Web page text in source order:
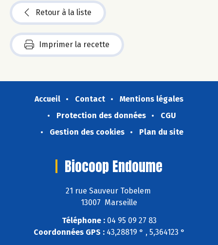
Retour à la liste
Imprimer la recette
Accueil Contact
Mentions légales
Protection des données
CGU
Gestion des cookies
Plan du site
Biocoop Endoume
21 rue Sauveur Tobelem
13007 Marseille
Téléphone :04 95 09 27 83
Coordonnées GPS :43,28819 ° , 5,364123 °